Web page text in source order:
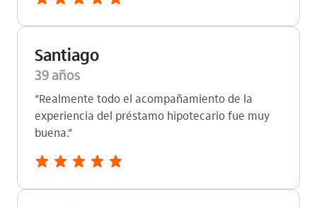
Santiago
39 años
“Realmente todo el acompañamiento de la
experiencia del préstamo hipotecario fue muy
buena.”